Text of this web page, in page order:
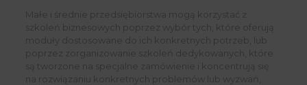
Małe i średnie przedsiębiorstwa mogą korzystać z
szkoleń biznesowych poprzez wybór tych, które oferują
moduły dostosowane do ich konkretnych potrzeb, lub
poprzez zorganizowanie szkoleń dedykowanych, które
są tworzone na specjalne zamówienie i koncentrują się
na rozwiązaniu konkretnych problemów lub wyzwań,